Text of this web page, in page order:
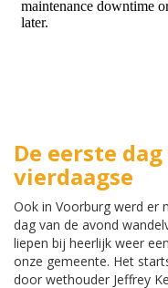
De eerste
vierdaagse
Ook in Voorburg werd er
dag van de avond
liepen bij heerlijk weer
onze gemeente. Het
door wethouder Jeffrey